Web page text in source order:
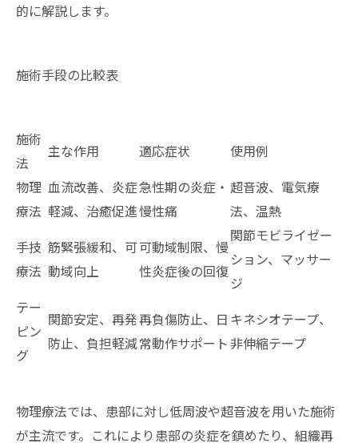
的に解説します。
施術手段の比較表
施術
法
主な作用 適応症状
使用例
物理
療法
血流改善、炎症
軽減、治癒促進
急性期の炎症・
慢性痛
超音波、電気療
法、温熱
手技
療法
筋緊張緩和、可
動域向上
可動域制限、慢
性炎症後の回復
関節モビライゼー
ション、マッサー
ジ
テー
ピン
グ
関節安定、再発
防止、負担軽減
再負傷防止、日
常動作サポート
キネシオテープ、
非伸縮テープ
物理療法では、患部に対し低周波や超音波を用いた施術
が主流です。これにより患部の炎症を鎮めたり、組織再